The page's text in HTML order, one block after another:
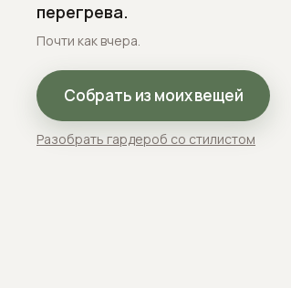
перегрева.
Почти как вчера.
Собрать из моих вещей
Разобрать гардероб со стилистом